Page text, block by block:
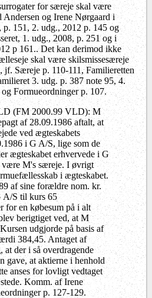
for særeje skal være
og Irene Nørgaard i
151, 2. udg., 2012 p. 145 og
1. udg., 2008, p. 251 og i
p 161.. Det kan derimod ikke
skal være skilsmissesæreje
Særeje p. 110-111, Familieretten
3. udg. p. 387 note 95, 4.
og Formueordninger p. 107.
(FM 2000.99 VLD): M
af 28.09.1986 aftalt, at
ved ægteskabets
i G A/S, lige som de
ægteskabet erhvervede i G
være M's særeje. I øvrigt
i ægteskabet.
af sine forældre nom. kr.
A/S til kurs 65
for en købesum på i alt
berigtiget ved, at M
udgjorde på basis af
384,45. Antaget af
at der i så overdragende
gave, at aktierne i henhold
anses for lovligt vedtaget
Komm. af Irene
p. 127-129.